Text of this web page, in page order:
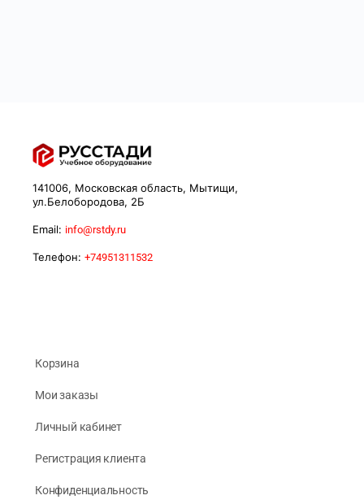
141006, Московская область, Мытищи,
ул.Белобородова, 2Б
Email: info@rstdy.ru
Телефон: +74951311532
Корзина
Мои заказы
Личный кабинет
Регистрация клиента
Конфиденциальность